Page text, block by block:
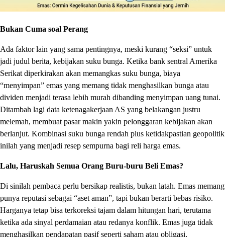
Bukan Cuma soal Perang
Ada faktor lain yang sama pentingnya, meski kurang “seksi” untuk
jadi judul berita, kebijakan suku bunga. Ketika bank sentral Amerika
Serikat diperkirakan akan memangkas suku bunga, biaya
“menyimpan” emas yang memang tidak menghasilkan bunga atau
dividen menjadi terasa lebih murah dibanding menyimpan uang tunai.
Ditambah lagi data ketenagakerjaan AS yang belakangan justru
melemah, membuat pasar makin yakin pelonggaran kebijakan akan
berlanjut. Kombinasi suku bunga rendah plus ketidakpastian geopolitik
inilah yang menjadi resep sempurna bagi reli harga emas.
Lalu, Haruskah Semua Orang Buru-buru Beli Emas?
Di sinilah pembaca perlu bersikap realistis, bukan latah. Emas memang
punya reputasi sebagai “aset aman”, tapi bukan berarti bebas risiko.
Harganya tetap bisa terkoreksi tajam dalam hitungan hari, terutama
ketika ada sinyal perdamaian atau redanya konflik. Emas juga tidak
menghasilkan pendapatan pasif seperti saham atau obligasi,